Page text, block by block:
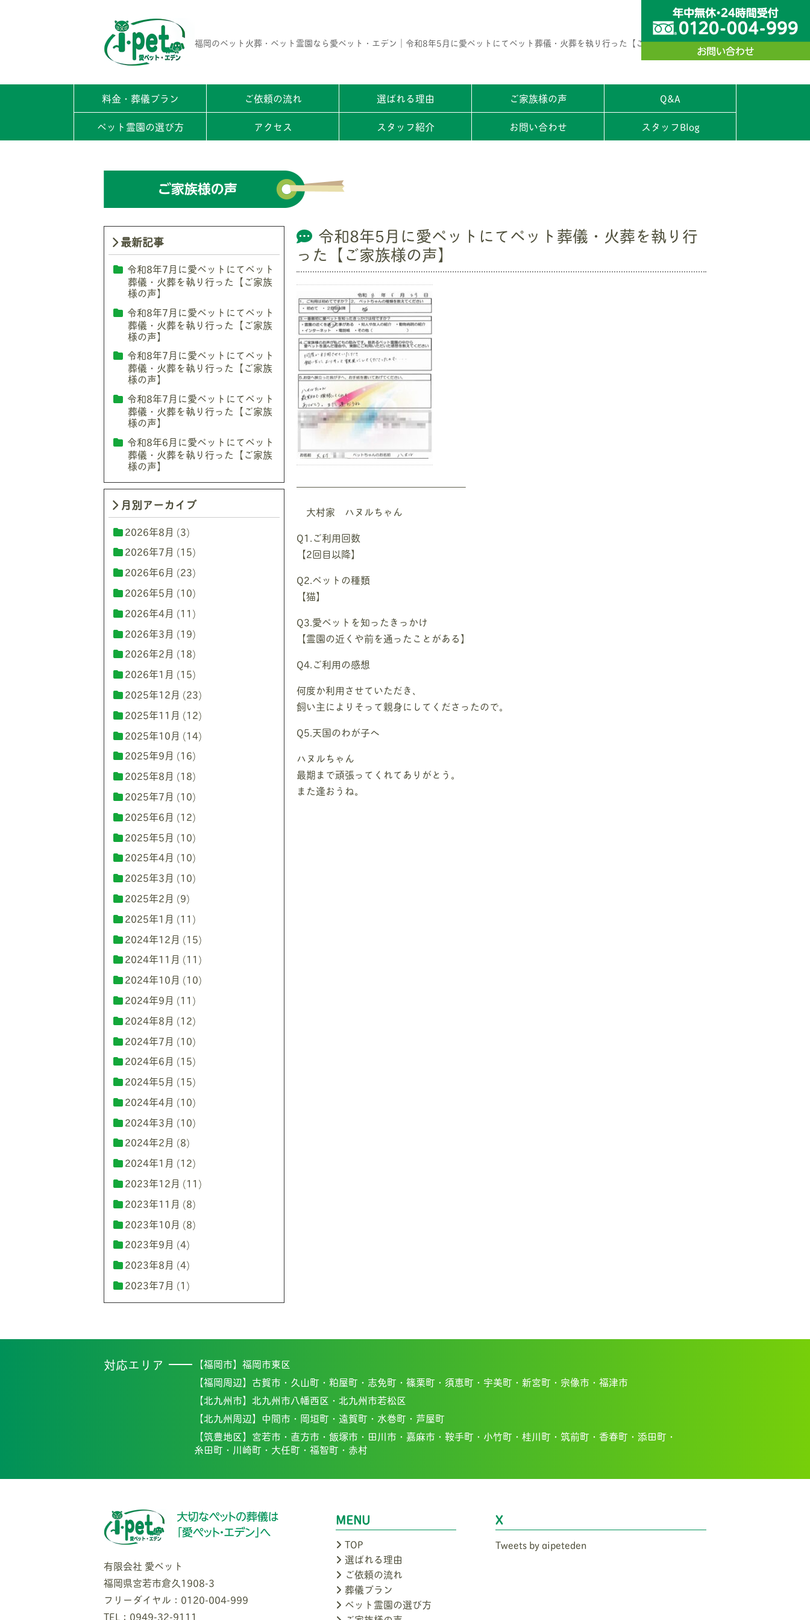
福岡のペット火葬・ペット霊園なら愛ペット・エデン｜令和8年5月に愛ペットにてペット葬儀・火葬を執り行った【ご家族様の声】
料金・葬儀プラン ご依頼の流れ 選ばれる理由 ご家族様の声
Q&A
ペット霊園の選び方
アクセス スタッフ紹介 お問い合わせ スタッフBlog
令和8年5月に愛ペットにてペット葬儀・火葬を執り行
った【ご家族様の声】
—————————————————–
大村家 ハヌルちゃん
Q1.ご利用回数
【2回目以降】
Q2.ペットの種類
【猫】
Q3.愛ペットを知ったきっかけ
【霊園の近くや前を通ったことがある】
Q4.ご利用の感想
何度か利用させていただき、
飼い主によりそって親身にしてくださったので。
Q5.天国のわが子へ
ハヌルちゃん
最期まで頑張ってくれてありがとう。
また逢おうね。
最新記事
令和8年7月に愛ペットにてペット
葬儀・火葬を執り行った【ご家族
様の声】
令和8年7月に愛ペットにてペット
葬儀・火葬を執り行った【ご家族
様の声】
令和8年7月に愛ペットにてペット
葬儀・火葬を執り行った【ご家族
様の声】
令和8年7月に愛ペットにてペット
葬儀・火葬を執り行った【ご家族
様の声】
令和8年6月に愛ペットにてペット
葬儀・火葬を執り行った【ご家族
様の声】
月別アーカイブ
2026年8月 (3)
2026年7月 (15)
2026年6月 (23)
2026年5月 (10)
2026年4月 (11)
2026年3月 (19)
2026年2月 (18)
2026年1月 (15)
2025年12月 (23)
2025年11月 (12)
2025年10月 (14)
2025年9月 (16)
2025年8月 (18)
2025年7月 (10)
2025年6月 (12)
2025年5月 (10)
2025年4月 (10)
2025年3月 (10)
2025年2月 (9)
2025年1月 (11)
2024年12月 (15)
2024年11月 (11)
2024年10月 (10)
2024年9月 (11)
2024年8月 (12)
2024年7月 (10)
2024年6月 (15)
2024年5月 (15)
2024年4月 (10)
2024年3月 (10)
2024年2月 (8)
2024年1月 (12)
2023年12月 (11)
2023年11月 (8)
2023年10月 (8)
2023年9月 (4)
2023年8月 (4)
2023年7月 (1)
対応エリア 【福岡市】 福岡市東区
【福岡周辺】 古賀市・ 久山町・ 粕屋町・ 志免町・ 篠栗町・ 須恵町・ 宇美町・ 新宮町・ 宗像市・福津市
【北九州市】 北九州市八幡西区・北九州市若松区
【北九州周辺】 中間市・ 岡垣町・ 遠賀町・ 水巻町・ 芦屋町
【筑豊地区】 宮若市・ 直方市・ 飯塚市・ 田川市・ 嘉麻市・ 鞍手町・ 小竹町・ 桂川町・ 筑前町・ 香春町・ 添田町・
糸田町・ 川崎町・ 大任町・ 福智町・ 赤村
有限会社 愛ペット
福岡県宮若市倉久1908-3
フリーダイヤル：0120-004-999
TEL：0949-32-9111
MENU
TOP
選ばれる理由
ご依頼の流れ
葬儀プラン
ペット霊園の選び方
X
Tweets by aipeteden